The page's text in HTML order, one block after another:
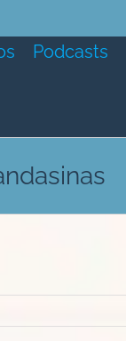
Podcasts